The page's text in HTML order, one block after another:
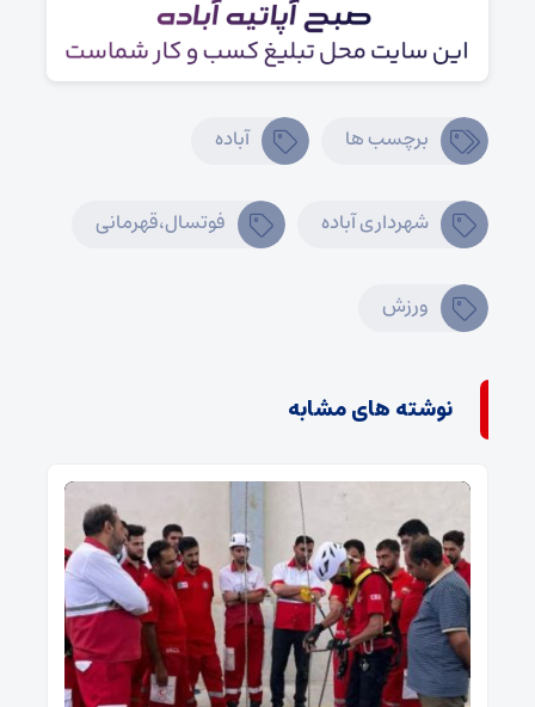
برچسب ها آباده
شهرداری آباده فوتسال،قهرمانی
ورزش
نوشته های مشابه